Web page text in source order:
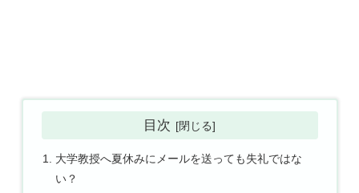
目次
大学教授へ夏休みにメールを送っても失礼ではな
い？